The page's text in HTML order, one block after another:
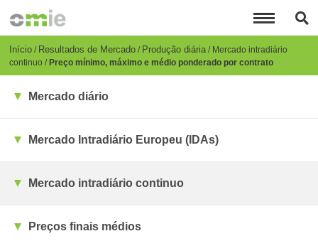
para
conteúdo
principal
Breadcrumb
Início Resultados de Mercado Produção diária Mercado intradiário
continuo Preço mínimo, máximo e médio ponderado por contrato
Mercado diário
Mercado Intradiário Europeu (IDAs)
Mercado intradiário continuo
Preços finais médios